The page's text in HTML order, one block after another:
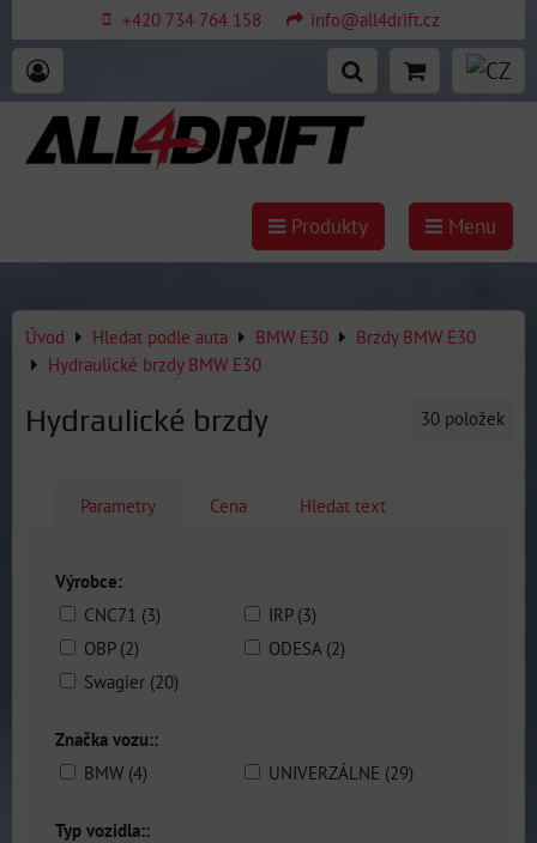
+420 734 764 158 info@all4drift.cz
Produkty Menu
Úvod Hledat podle auta BMW E30
Brzdy BMW E30
Hydraulické brzdy BMW E30
Hydraulické brzdy 30 položek
Parametry Cena Hledat text
Výrobce:
CNC71 (3)
IRP (3)
OBP (2)
ODESA (2)
Swagier (20)
Značka vozu::
BMW (4)
UNIVERZÁLNE (29)
Typ vozidla::